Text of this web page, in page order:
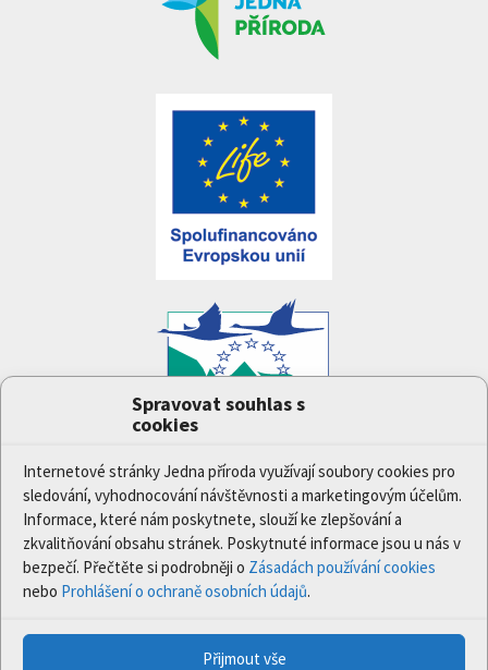
Spravovat souhlas s
cookies
Internetové stránky Jedna příroda využívají soubory cookies pro
sledování, vyhodnocování návštěvnosti a marketingovým účelům.
Informace, které nám poskytnete, slouží ke zlepšování a
zkvalitňování obsahu stránek. Poskytnuté informace jsou u nás v
bezpečí. Přečtěte si podrobněji o Zásadách používání cookies
nebo Prohlášení o ochraně osobních údajů.
Přijmout vše
LIFE17/IPE/CZ/000005) byl podpořen z finančního
nástroje Evropské unie LIFE.
Údaje a informace zveřejněné na těchto stránkách
vyjadřují názor či stanovisko pouze Ministerstva
životního prostředí a partnerů projektu. Evropská
komise není odpovědná za jakékoli použití informací
zveřejněných na těchto stránkách.